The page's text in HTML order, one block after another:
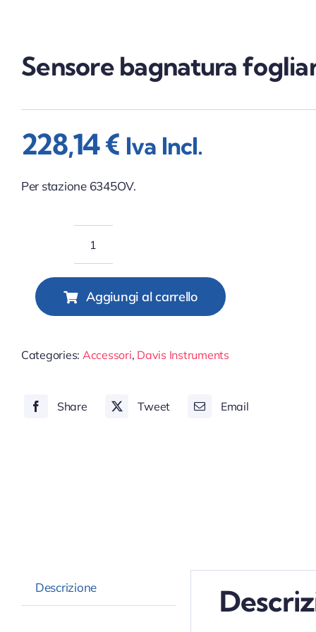
Sensore bagnatura
228,14€ Iva Incl.
Per stazione 6345OV.
Sensore
fogliare
quantità
Aggiungi al carrello
Categories: Accessori, Davis Instruments
Share Tweet Email
Descrizione